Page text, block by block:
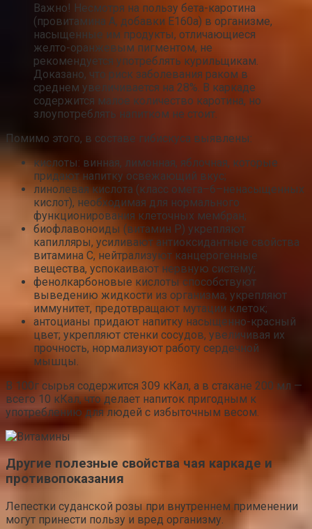
Важно! Несмотря на пользу бета-каротина
(провитамина А, добавки Е160а) в организме,
насыщенные им продукты, отличающиеся
желто-оранжевым пигментом, не
рекомендуется употреблять курильщикам.
Доказано, что риск заболевания раком в
среднем увеличивается на 28%. В каркаде
содержится малое количество каротина, но
злоупотреблять напитком не стоит.
Помимо этого, в составе гибискуса выявлены:
кислоты: винная, лимонная, яблочная, которые
придают напитку освежающий вкус;
линолевая кислота (класс омега–6–ненасыщенных
кислот), необходимая для нормального
функционирования клеточных мембран;
биофлавоноиды (витамин Р) укрепляют
капилляры, усиливают антиоксидантные свойства
витамина С, нейтрализуют канцерогенные
вещества, успокаивают нервную систему;
фенолкарбоновые кислоты способствуют
выведению жидкости из организма; укрепляют
иммунитет, предотвращают мутации клеток;
антоцианы придают напитку насыщенно-красный
цвет; укрепляют стенки сосудов, увеличивая их
прочность, нормализуют работу сердечной
мышцы.
В 100г сырья содержится 309 кКал, а в стакане 200 мл —
всего 10 кКал, что делает напиток пригодным к
употреблению для людей с избыточным весом.
Другие полезные свойства чая каркаде и
противопоказания
Лепестки суданской розы при внутреннем применении
могут принести пользу и вред организму.